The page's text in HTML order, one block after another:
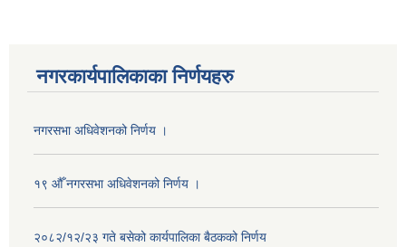
नगरकार्यपालिकाका निर्णयहरु
नगरसभा अधिवेशनको निर्णय ।
१९ औँ नगरसभा अधिवेशनको निर्णय ।
२०८२/१२/२३ गते बसेको कार्यपालिका बैठकको निर्णय